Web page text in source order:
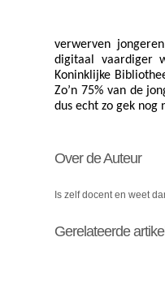
verwerven
digitaal vaardiger
Koninklijke
Zo’n 75% van de
dus echt zo gek nog
Over de Auteur
Is zelf docent en weet
Gerelateerde